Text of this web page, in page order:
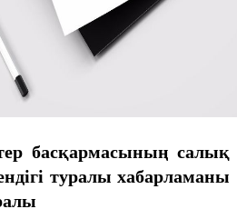
басқармасының салық
туралы хабарламаны